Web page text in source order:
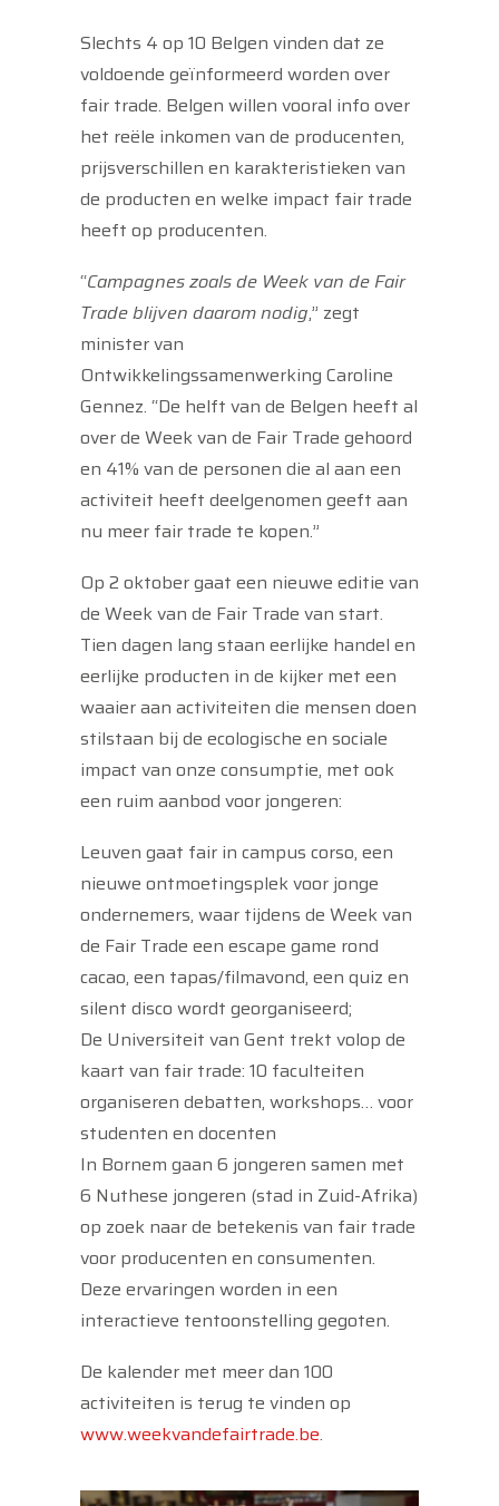
Slechts 4 op 10 Belgen vinden dat ze
voldoende geïnformeerd worden over
fair trade. Belgen willen vooral info over
het reële inkomen van de producenten,
prijsverschillen en karakteristieken van
de producten en welke impact fair trade
heeft op producenten.
“Campagnes zoals de Week van de Fair
Trade blijven daarom nodig,” zegt
minister van
Ontwikkelingssamenwerking Caroline
Gennez. “De helft van de Belgen heeft al
over de Week van de Fair Trade gehoord
en 41% van de personen die al aan een
activiteit heeft deelgenomen geeft aan
nu meer fair trade te kopen.”
Op 2 oktober gaat een nieuwe editie van
de Week van de Fair Trade van start.
Tien dagen lang staan eerlijke handel en
eerlijke producten in de kijker met een
waaier aan activiteiten die mensen doen
stilstaan bij de ecologische en sociale
impact van onze consumptie, met ook
een ruim aanbod voor jongeren:
Leuven gaat fair in campus corso, een
nieuwe ontmoetingsplek voor jonge
ondernemers, waar tijdens de Week van
de Fair Trade een escape game rond
cacao, een tapas/filmavond, een quiz en
silent disco wordt georganiseerd;
De Universiteit van Gent trekt volop de
kaart van fair trade: 10 faculteiten
organiseren debatten, workshops… voor
studenten en docenten
In Bornem gaan 6 jongeren samen met
6 Nuthese jongeren (stad in Zuid-Afrika)
op zoek naar de betekenis van fair trade
voor producenten en consumenten.
Deze ervaringen worden in een
interactieve tentoonstelling gegoten.
De kalender met meer dan 100
activiteiten is terug te vinden op
www.weekvandefairtrade.be.